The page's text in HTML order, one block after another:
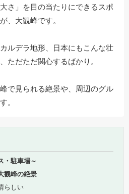
さ」を目の当たりにできるスポ
、大観峰です。
ルデラ地形、日本にもこんな壮
ただただ関心するばかり。
で見られる絶景や、周辺のグル
。
・駐車場～
観峰の絶景
らしい